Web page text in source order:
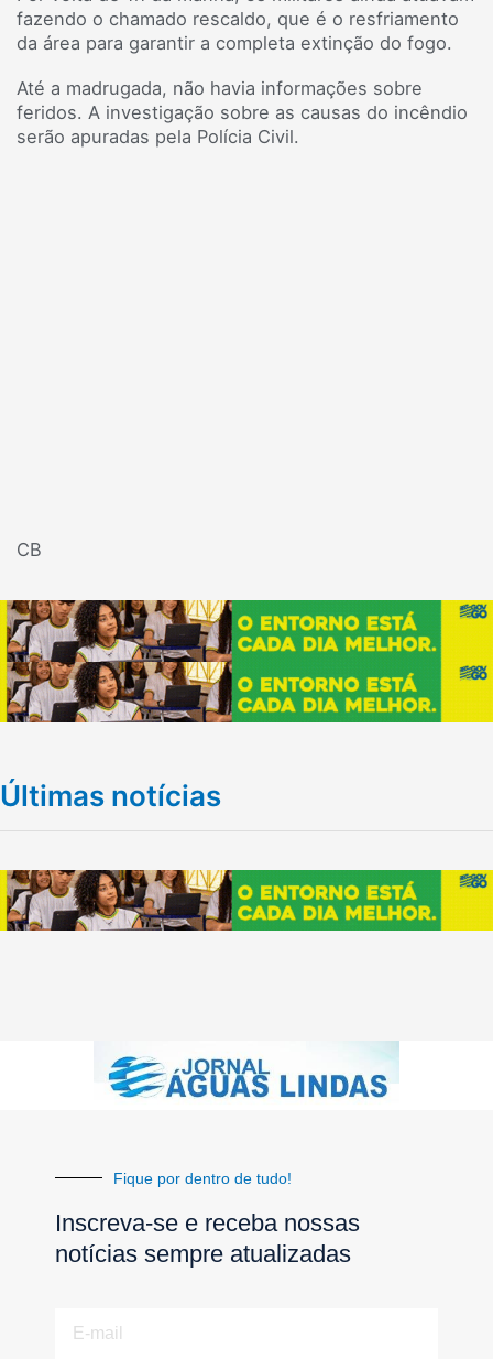
fazendo o chamado rescaldo, que é o resfriamento
da área para garantir a completa extinção do fogo.
Até a madrugada, não havia informações sobre
feridos. A investigação sobre as causas do incêndio
serão apuradas pela Polícia Civil.
CB
Últimas notícias
Fique por dentro de tudo!
Inscreva-se e receba nossas
notícias sempre atualizadas
mail